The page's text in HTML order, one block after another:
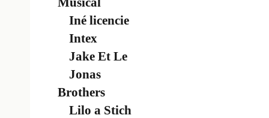
Iné licencie
Intex
Jake Et Le
Jonas
Brothers
Lilo a Stich